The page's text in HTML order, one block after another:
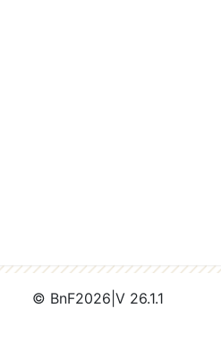
© BnF2026 V 26.1.1